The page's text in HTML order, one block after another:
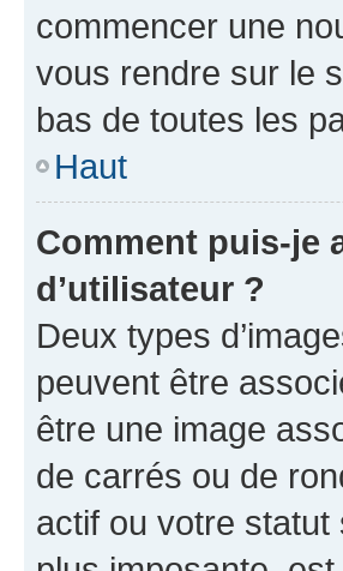
commencer une
vous rendre sur le
bas de toutes les
Haut
Comment puis-je
d’utilisateur ?
Deux types
peuvent être
être une image
de carrés ou de
actif ou votre statut